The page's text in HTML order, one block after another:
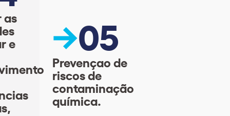
as
e
05
Prevençao de
riscos de
contaminação
química.